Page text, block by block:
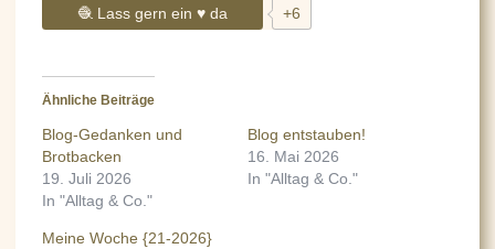
🧶 Lass gern ein ♥ da +6
Ähnliche Beiträge
Blog-Gedanken und
Brotbacken
19. Juli 2026
In "Alltag & Co."
Blog entstauben!
16. Mai 2026
In "Alltag & Co."
Meine Woche {21-2026}